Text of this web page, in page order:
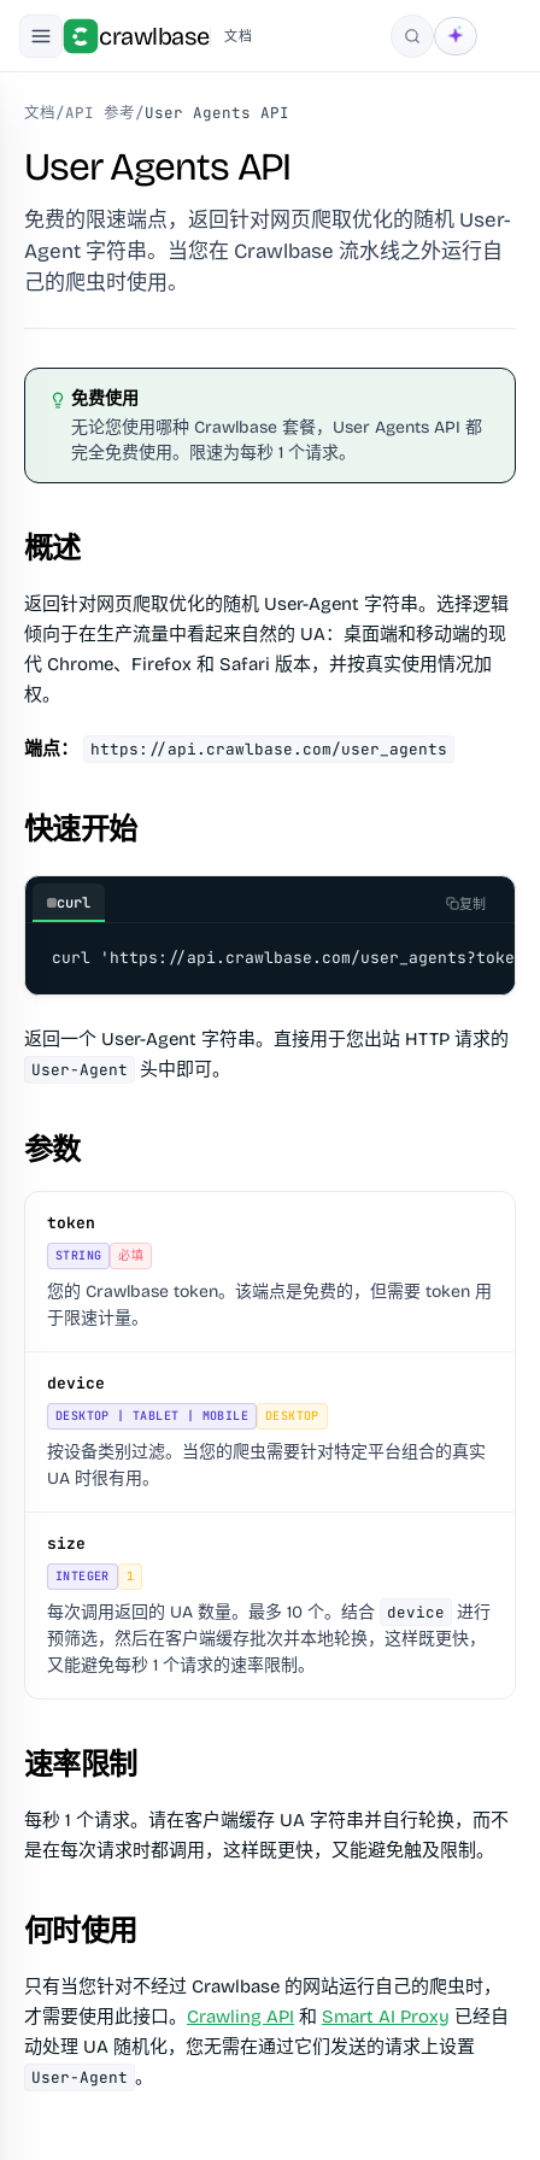
crawlbase 文档
搜索
文档/API 参考/User Agents API
User Agents API
免费的限速端点，返回针对网页爬取优化的随机 User-
Agent 字符串。当您在 Crawlbase 流水线之外运行自
己的爬虫时使用。
免费使用
无论您使用哪种 Crawlbase 套餐，User Agents API 都
完全免费使用。限速为每秒 1 个请求。
概述
返回针对网页爬取优化的随机 User-Agent 字符串。选择逻辑
倾向于在生产流量中看起来自然的 UA：桌面端和移动端的现
代 Chrome、Firefox 和 Safari 版本，并按真实使用情况加
权。
端点： https://api.crawlbase.com/user_agents
快速开始
curl 复制
curl 'https://api.crawlbase.com/
返回一个 User-Agent 字符串。直接用于您出站 HTTP 请求的
User-Agent 头中即可。
参数
token
STRING 必填
您的 Crawlbase token。该端点是免费的，但需要 token 用
于限速计量。
device
DESKTOP | TABLET | MOBILE DESKTOP
按设备类别过滤。当您的爬虫需要针对特定平台组合的真实
UA 时很有用。
size
INTEGER 1
每次调用返回的 UA 数量。最多 10 个。结合 device
进行
预筛选，然后在客户端缓存批次并本地轮换，这样既更快，
又能避免每秒 1 个请求的速率限制。
速率限制
每秒 1 个请求。请在客户端缓存 UA 字符串并自行轮换，而不
是在每次请求时都调用，这样既更快，又能避免触及限制。
何时使用
只有当您针对不经过 Crawlbase 的网站运行自己的爬虫时，
才需要使用此接口。 Crawling API 和 Smart AI Proxy 已经自
动处理 UA 随机化，您无需在通过它们发送的请求上设置
User-Agent 。